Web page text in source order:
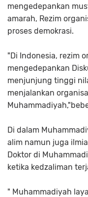
mengedepankan
amarah, Rezim
proses demokrasi.
"Di Indonesia, rezim
mengedepankan
menjunjung tinggi
menjalankan
Di dalam
alim namun juga
Doktor di
ketika kedzaliman
" Muhammadiyah